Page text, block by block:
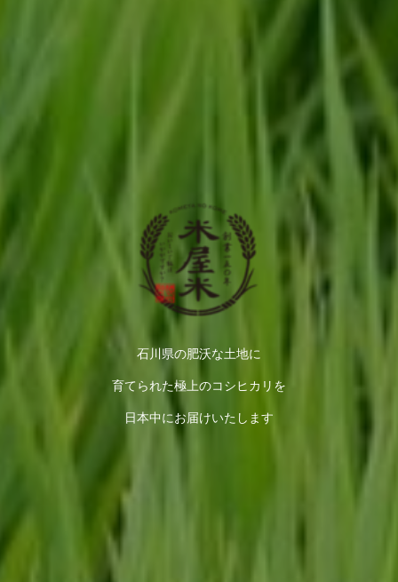
石川県の肥沃な土地に
育てられた極上のコシヒカリを
日本中にお届けいたします